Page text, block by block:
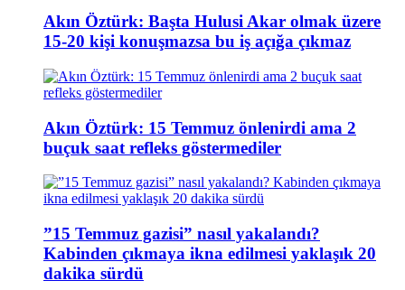
Akın Öztürk: Başta Hulusi Akar olmak üzere
15-20 kişi konuşmazsa bu iş açığa çıkmaz
Akın Öztürk: 15 Temmuz önlenirdi ama 2
buçuk saat refleks göstermediler
”15 Temmuz gazisi” nasıl yakalandı?
Kabinden çıkmaya ikna edilmesi yaklaşık 20
dakika sürdü